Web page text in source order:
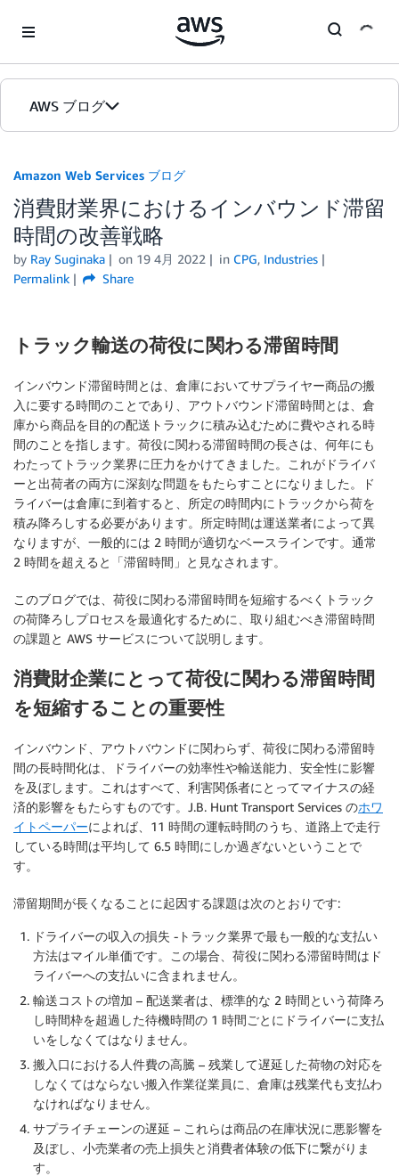
AWS ブログ
カテゴリ
エディション
Amazon Web Services ブログ
消費財業界におけるインバウンド滞留
時間の改善戦略
by Ray Suginaka on 19 4月 2022 in CPG, Industries
Permalink
Share
トラック輸送の荷役に関わる滞留時間
インバウンド滞留時間とは、倉庫においてサプライヤー商品の搬
入に要する時間のことであり、アウトバウンド滞留時間とは、倉
庫から商品を目的の配送トラックに積み込むために費やされる時
間のことを指します。荷役に関わる滞留時間の長さは、何年にも
わたってトラック業界に圧力をかけてきました。これがドライバ
ーと出荷者の両方に深刻な問題をもたらすことになりました。ド
ライバーは倉庫に到着すると、所定の時間内にトラックから荷を
積み降ろしする必要があります。所定時間は運送業者によって異
なりますが、一般的には 2 時間が適切なベースラインです。通常
2 時間を超えると「滞留時間」と見なされます。
このブログでは、荷役に関わる滞留時間を短縮するべくトラック
の荷降ろしプロセスを最適化するために、取り組むべき滞留時間
の課題と AWS サービスについて説明します。
消費財企業にとって荷役に関わる滞留時間
を短縮することの重要性
インバウンド、アウトバウンドに関わらず、荷役に関わる滞留時
間の長時間化は、ドライバーの効率性や輸送能力、安全性に影響
を及ぼします。これはすべて、利害関係者にとってマイナスの経
済的影響をもたらすものです。J.B. Hunt Transport Services のホワ
イトペーパーによれば、11 時間の運転時間のうち、道路上で走行
している時間は平均して 6.5 時間にしか過ぎないということで
す。
滞留期間が長くなることに起因する課題は次のとおりです:
ドライバーの収入の損失 -トラック業界で最も一般的な支払い
方法はマイル単価です。この場合、荷役に関わる滞留時間はド
ライバーへの支払いに含まれません。
輸送コストの増加 – 配送業者は、標準的な 2 時間という荷降ろ
し時間枠を超過した待機時間の 1 時間ごとにドライバーに支払
いをしなくてはなりません。
搬入口における人件費の高騰 – 残業して遅延した荷物の対応を
しなくてはならない搬入作業従業員に、倉庫は残業代も支払わ
なければなりません。
サプライチェーンの遅延 – これらは商品の在庫状況に悪影響を
及ぼし、小売業者の売上損失と消費者体験の低下に繋がりま
す。